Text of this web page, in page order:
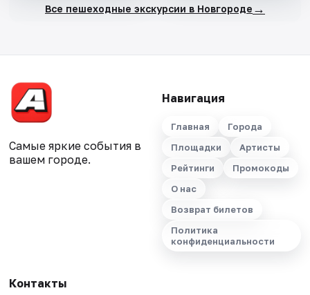
Все пешеходные экскурсии в Новгороде →
Самые яркие события в
вашем городе.
Навигация
Главная
Города
Площадки
Артисты
Рейтинги
Промокоды
О нас
Возврат билетов
Политика
конфиденциальности
Контакты